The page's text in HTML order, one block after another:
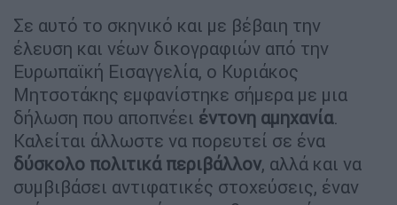
Σε αυτό το σκηνικό και με βέβαιη την
έλευση και νέων δικογραφιών από την
Ευρωπαϊκή Εισαγγελία, ο Κυριάκος
Μητσοτάκης εμφανίστηκε σήμερα με μια
δήλωση που αποπνέει έντονη αμηχανία.
Καλείται άλλωστε να πορευτεί σε ένα
δύσκολο πολιτικά περιβάλλον, αλλά και να
συμβιβάσει αντιφατικές στοχεύσεις, έναν